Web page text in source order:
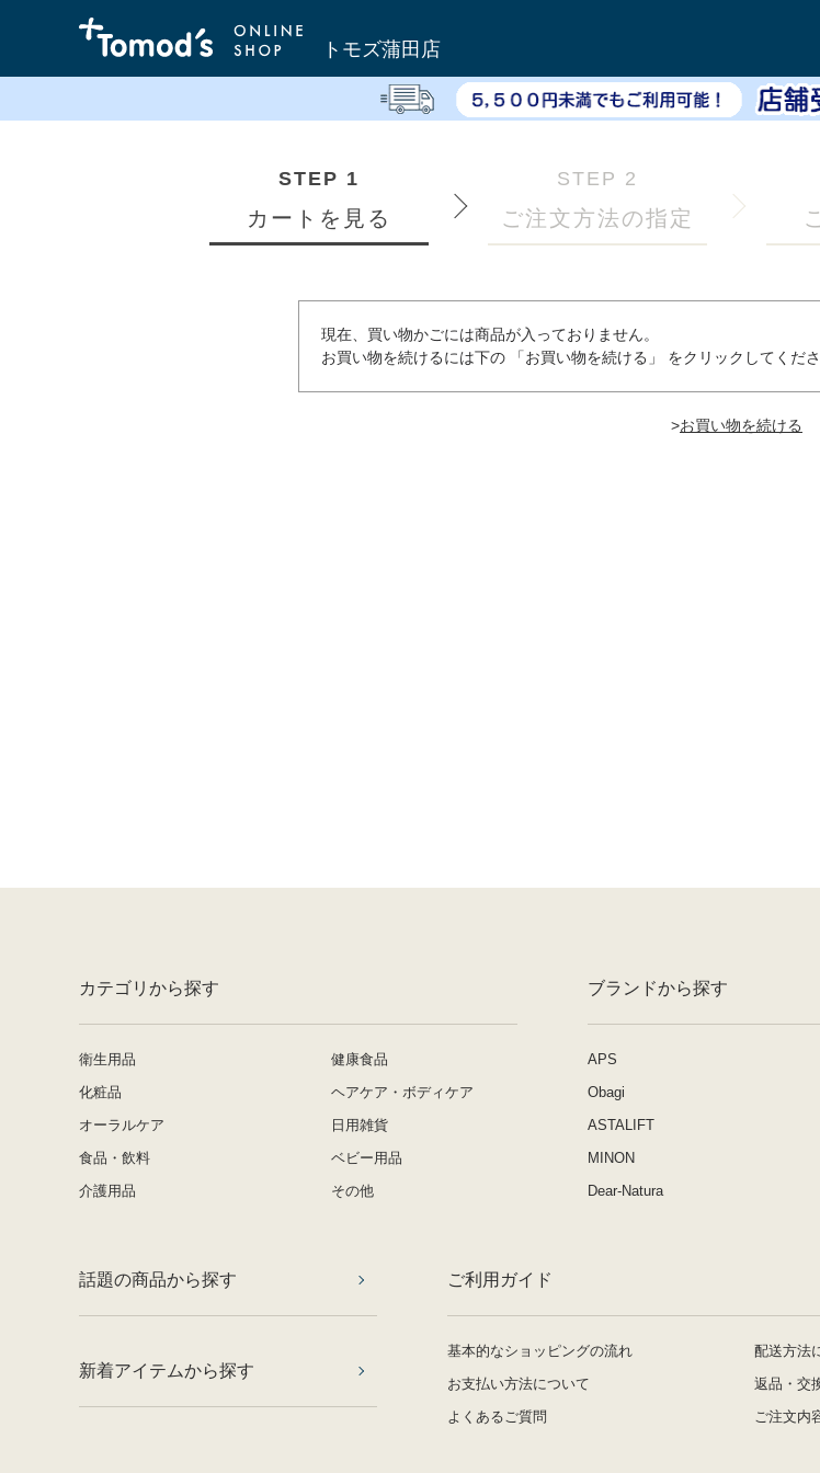
トモズ蒲田店
STEP 1
カートを見る
STEP 2
ご注文方法の指定
現在、買い物かごには商品が入っておりません。
お買い物を続けるには下の 「お買い物を続ける」 をクリックしてくださ
>
カテゴリから探す
衛生用品
健康食品
化粧品
ヘアケア・ボディケア
オーラルケア
日用雑貨
食品・飲料
ベビー用品
介護用品
その他
ブランドから探す
APS
Obagi
ASTALIFT
MINON
Dear-Natura
話題の商品から探す
新着アイテムから探す
ご利用ガイド
基本的なショッピングの流れ
配送方法
お支払い方法について
返品・交
よくあるご質問
ご注文内